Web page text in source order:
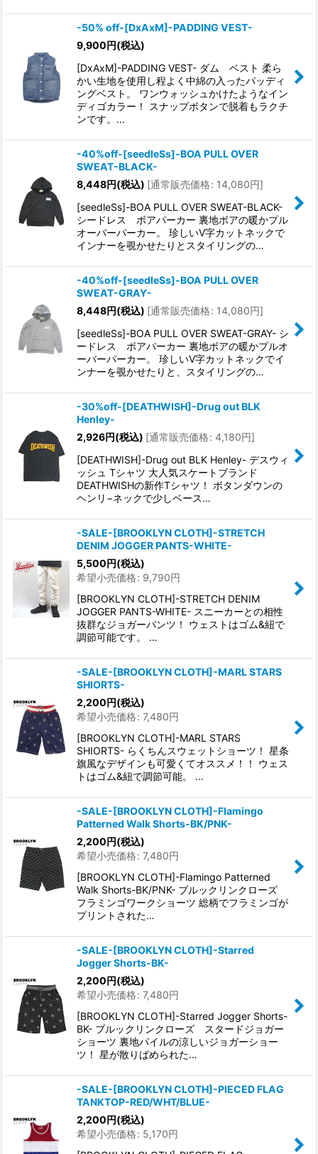
-50% off-[DxAxM]-PADDING VEST-
9,900円(税込)
[DxAxM]-PADDING VEST- ダム ベスト 柔ら
かい生地を使用し程よく中綿の入ったパッディ
ングベスト。 ワンウォッシュかけたようなイン
ディゴカラー！ スナップボタンで脱着もラクチ
ンです。…
-40%off-[seedleSs]-BOA PULL OVER
SWEAT-BLACK-
8,448円(税込) [通常販売価格: 14,080円]
[seedleSs]-BOA PULL OVER SWEAT-BLACK-
シードレス ボアパーカー 裏地ボアの暖かプル
オーバーパーカー。 珍しいV字カットネックで
インナーを覗かせたりとスタイリングの…
-40%off-[seedleSs]-BOA PULL OVER
SWEAT-GRAY-
8,448円(税込) [通常販売価格: 14,080円]
[seedleSs]-BOA PULL OVER SWEAT-GRAY- シ
ードレス ボアパーカー 裏地ボアの暖かプルオ
ーバーパーカー。 珍しいV字カットネックでイ
ンナーを覗かせたりと、スタイリングの…
-30%off-[DEATHWISH]-Drug out BLK
Henley-
2,926円(税込) [通常販売価格: 4,180円]
[DEATHWISH]-Drug out BLK Henley- デスウィ
ッシュ Tシャツ 大人気スケートブランド
DEATHWISHの新作Tシャツ！ ボタンダウンの
ヘンリ−ネックで少しベース…
-SALE-[BROOKLYN CLOTH]-STRETCH
DENIM JOGGER PANTS-WHITE-
5,500円(税込)
希望小売価格: 9,790円
[BROOKLYN CLOTH]-STRETCH DENIM
JOGGER PANTS-WHITE- スニーカーとの相性
抜群なジョガーパンツ！ ウェストはゴム&紐で
調節可能です。 …
-SALE-[BROOKLYN CLOTH]-MARL STARS
SHIORTS-
2,200円(税込)
希望小売価格: 7,480円
[BROOKLYN CLOTH]-MARL STARS
SHIORTS- らくちんスウェットショーツ！ 星条
旗風なデザインも可愛くてオススメ！！ ウェス
トはゴム&紐で調節可能。 …
-SALE-[BROOKLYN CLOTH]-Flamingo
Patterned Walk Shorts-BK/PNK-
2,200円(税込)
希望小売価格: 7,480円
[BROOKLYN CLOTH]-Flamingo Patterned
Walk Shorts-BK/PNK- ブルックリンクローズ
フラミンゴワークショーツ 総柄でフラミンゴが
プリントされた…
-SALE-[BROOKLYN CLOTH]-Starred
Jogger Shorts-BK-
2,200円(税込)
希望小売価格: 7,480円
[BROOKLYN CLOTH]-Starred Jogger Shorts-
BK- ブルックリンクローズ スタードジョガー
ショーツ 裏地パイルの涼しいジョガーショー
ツ！ 星が散りばめられた…
-SALE-[BROOKLYN CLOTH]-PIECED FLAG
TANKTOP-RED/WHT/BLUE-
2,200円(税込)
希望小売価格: 5,170円